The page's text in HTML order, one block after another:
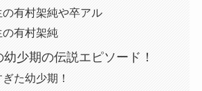
の有村架純や卒アル
の有村架純
少期の伝説エピソード！
た幼少期！